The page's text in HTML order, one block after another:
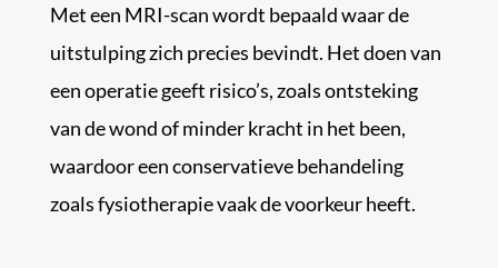
Met een MRI-scan wordt bepaald waar de
uitstulping zich precies bevindt. Het doen van
een operatie geeft risico’s, zoals ontsteking
van de wond of minder kracht in het been,
waardoor een conservatieve behandeling
zoals fysiotherapie vaak de voorkeur heeft.